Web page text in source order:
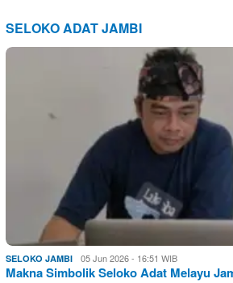
SELOKO ADAT JAMBI
SELOKO JAMBI 05 Jun 2026 - 16:51 WIB
Makna Simbolik Seloko Adat Melayu